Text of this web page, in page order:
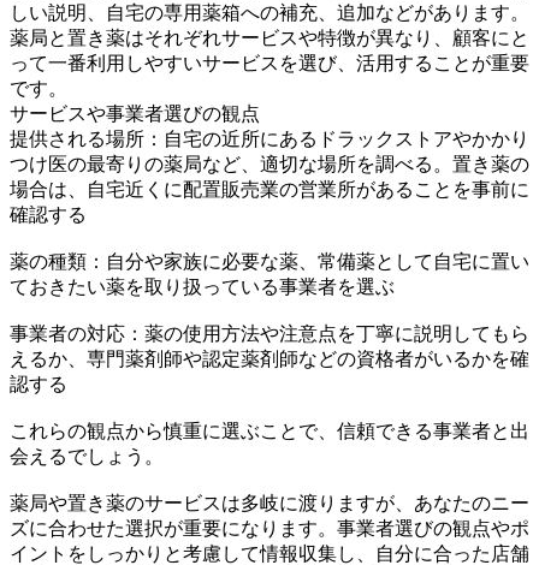
しい説明、自宅の専用薬箱への補充、追加などがあります。
薬局と置き薬はそれぞれサービスや特徴が異なり、顧客にと
って一番利用しやすいサービスを選び、活用することが重要
です。
サービスや事業者選びの観点
提供される場所：自宅の近所にあるドラックストアやかかり
つけ医の最寄りの薬局など、適切な場所を調べる。置き薬の
場合は、自宅近くに配置販売業の営業所があることを事前に
確認する
薬の種類：自分や家族に必要な薬、常備薬として自宅に置い
ておきたい薬を取り扱っている事業者を選ぶ
事業者の対応：薬の使用方法や注意点を丁寧に説明してもら
えるか、専門薬剤師や認定薬剤師などの資格者がいるかを確
認する
これらの観点から慎重に選ぶことで、信頼できる事業者と出
会えるでしょう。
薬局や置き薬のサービスは多岐に渡りますが、あなたのニー
ズに合わせた選択が重要になります。事業者選びの観点やポ
イントをしっかりと考慮して情報収集し、自分に合った店舗